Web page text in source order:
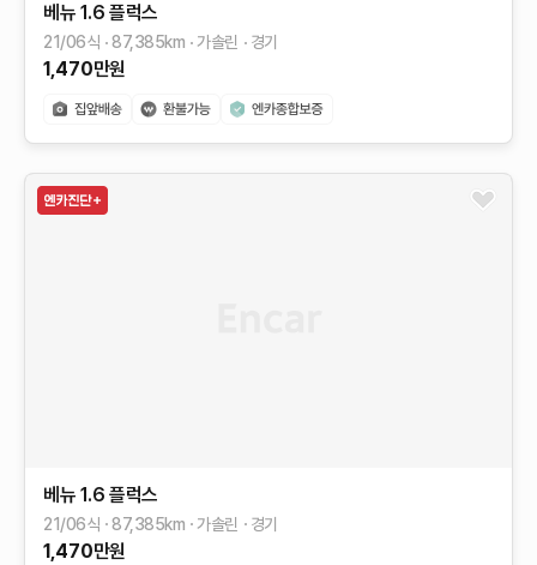
베뉴 1.6 플럭스
21/06식 87,385km 가솔린 경기
1,470만원
베뉴 1.6 플럭스
21/06식 87,385km 가솔린 경기
1,470만원